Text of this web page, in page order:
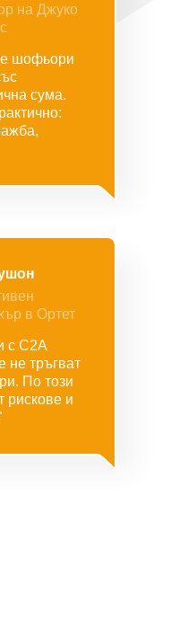
на Джуко
шофьори
сума.
в Ортет
с C2A
не тръгват
По този
рискове и